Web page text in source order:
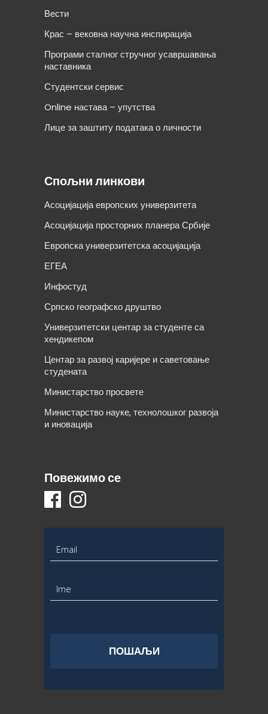
Вести
Крас – вековна научна инспирација
Програми сталног стручног усавршавања
наставника
Студентски сервис
Online настава – упутства
Лице за заштиту података о личности
Спољни линкови
Асоцијација европских универзитета
Асоцијација просторних планера Србије
Европска универзитетска асоцијација
ЕГЕА
Инфостуд
Српско географско друштво
Универзитетски центар за студенте са
хендикепом
Центар за развој каријере и саветовање
студената
Министарство просвете
Министарство науке, технолошког развоја
и иновација
Повежимо се